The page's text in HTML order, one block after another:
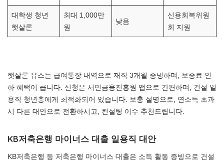
대학생 청년
햇살론
최대 1,000만
원
낮음
신용회복위원
회 지원
햇살론 유스는 급여통장 내역으로 재직 3개월 증빙하며, 보증료 인
하 혜택이 큽니다. 신청은 서민금융진흥원 앱으로 간편하며, 건설 일
용직 청년층에게 최적화되어 있습니다. 보충 설명으로, 연소득 초과
시 다른 대안으로 전환하시고, 컨설팅 이수 추천드립니다.
KB저축은행 마이너스 대출 일용직 대안
KB저축은행 등 저축은행 마이너스 대출은 소득 활동 증빙으로 건설